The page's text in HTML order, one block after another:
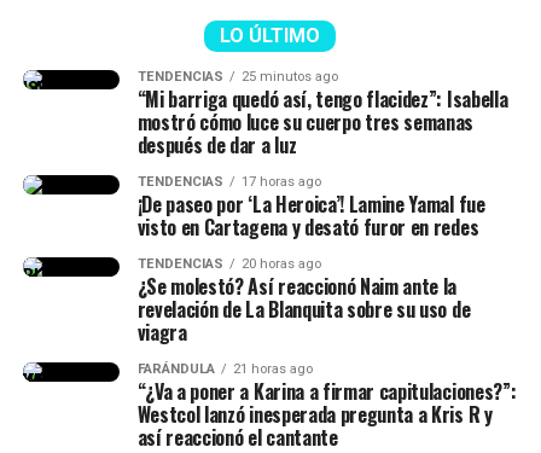
♬ sonido original – greirodriguezoficial
LO ÚLTIMO
TENDENCIAS 25 minutos ago
“Mi barriga quedó así, tengo flacidez”: Isabella
mostró cómo luce su cuerpo tres semanas
después de dar a luz
TENDENCIAS 17 horas ago
¡De paseo por ‘La Heroica’! Lamine Yamal fue
visto en Cartagena y desató furor en redes
TENDENCIAS 20 horas ago
¿Se molestó? Así reaccionó Naim ante la
revelación de La Blanquita sobre su uso de
viagra
FARÁNDULA 21 horas ago
“¿Va a poner a Karina a firmar capitulaciones?”:
Westcol lanzó inesperada pregunta a Kris R y
así reaccionó el cantante